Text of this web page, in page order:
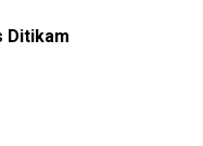
Ditikam